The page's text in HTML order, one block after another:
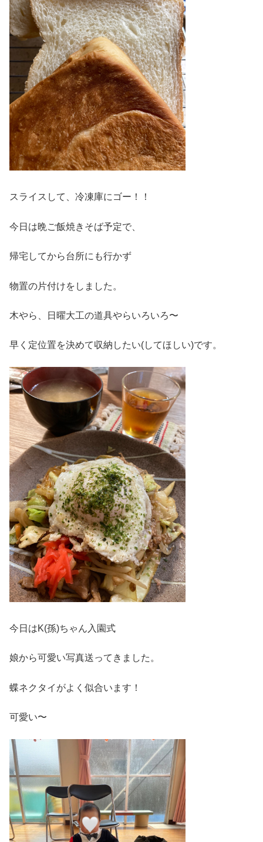
スライスして、冷凍庫にゴー！！
今日は晩ご飯焼きそば予定で、
帰宅してから台所にも行かず
物置の片付けをしました。
木やら、日曜大工の道具やらいろいろ〜
早く定位置を決めて収納したい(してほしい)です。
今日はK(孫)ちゃん入園式
娘から可愛い写真送ってきました。
蝶ネクタイがよく似合います！
可愛い〜